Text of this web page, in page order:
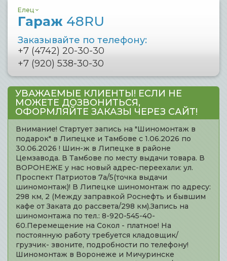
Елец
Гараж 48RU
Заказывайте по телефону:
+7 (4742) 20-30-30
+7 (920) 538-30-30
УВАЖАЕМЫЕ КЛИЕНТЫ! ЕСЛИ НЕ
МОЖЕТЕ ДОЗВОНИТЬСЯ,
ОФОРМЛЯЙТЕ ЗАКАЗЫ ЧЕРЕЗ САЙТ!
Внимание! Стартует запись на "Шиномонтаж в
подарок" в Липецке и Тамбове с 1.06.2026 по
30.06.2026 ! Шин-ж в Липецке в районе
Цемзавода. В Тамбове по месту выдачи товара. В
ВОРОНЕЖЕ у нас новый адрес-переехали: ул.
Проспект Патриотов 7а/5(точка выдачи
шиномонтаж)! В Липецке шиномонтаж по адресу:
298 км, 2 (Между заправкой Роснефть и бывшим
кафе от Заката до рассвета/298 км).Запись на
шиномонтажа по тел.: 8-920-545-40-
60.Перемещение на Сокол - платное! На
постоянную работу требуется кладовщик/
грузчик- звоните, подробности по телефону!
Шиномонтаж в Воронеже и Мичуринске